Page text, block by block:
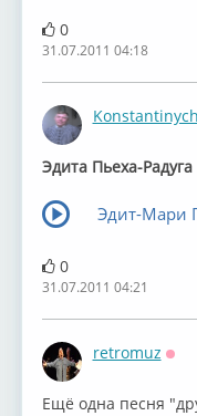
0
31.07.2011 04:18
Konstantinych
Эдита Пьеха-Радуга
Эдит-Мари
0
31.07.2011 04:21
retromuz
Ещё одна песня